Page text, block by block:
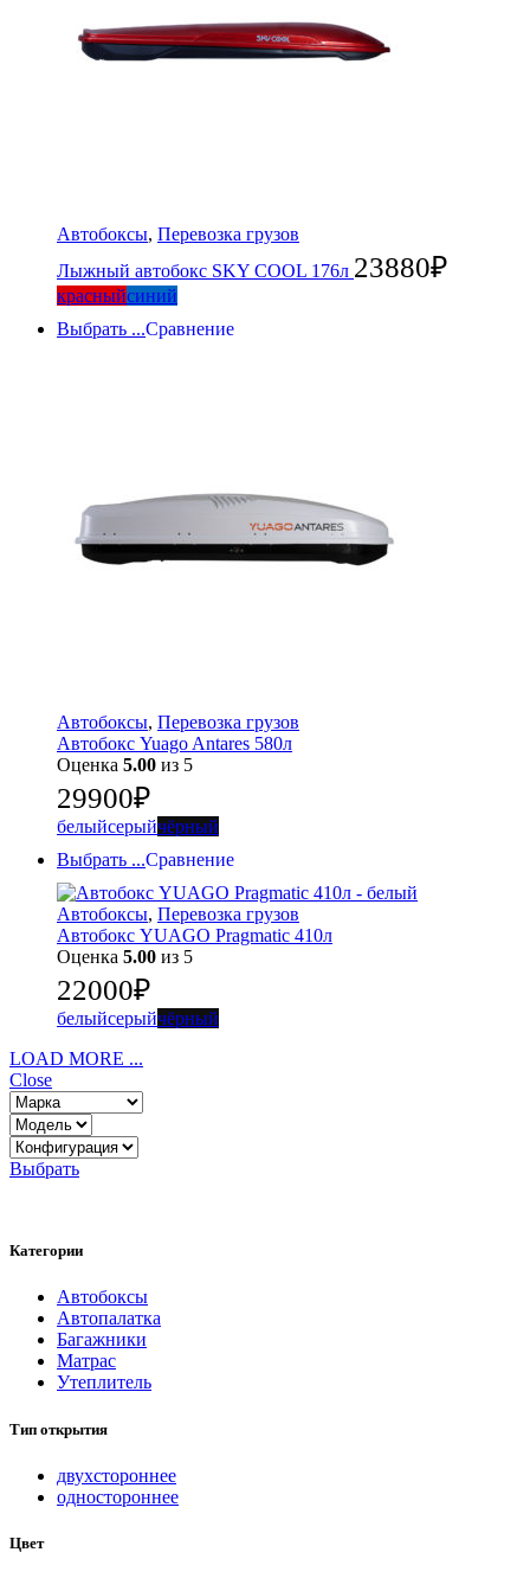
Автобоксы, Перевозка грузов
Лыжный автобокс SKY COOL 176л 23880₽
красныйсиний
Выбрать ...Сравнение
Автобоксы, Перевозка грузов
Автобокс Yuago Antares 580л
Оценка 5.00 из 5
29900₽
белыйсерыйчёрный
Выбрать ...Сравнение
Автобоксы, Перевозка грузов
Автобокс YUAGO Pragmatic 410л
Оценка 5.00 из 5
22000₽
белыйсерыйчёрный
LOAD MORE ...
Close
Выбрать
Категории
Автобоксы
Автопалатка
Багажники
Матрас
Утеплитель
Тип открытия
двухстороннее
одностороннее
Цвет